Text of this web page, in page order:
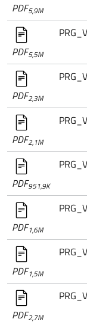
PDF5,9M
PDF5,5M
PDF2,3M
PDF2,1M
PDF951,9K
PDF1,6M
PDF1,5M
PDF2,7M